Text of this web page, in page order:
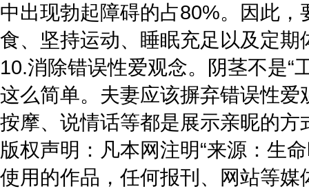
中出现勃起障碍的占80%。因此，
食、坚持运动、睡眠充足以及定期
10.消除错误性爱观念。阴茎不是“
这么简单。夫妻应该摒弃错误性
按摩、说情话等都是展示亲昵的
版权声明：凡本网注明“来源：生
使用的作品，任何报刊、网站等